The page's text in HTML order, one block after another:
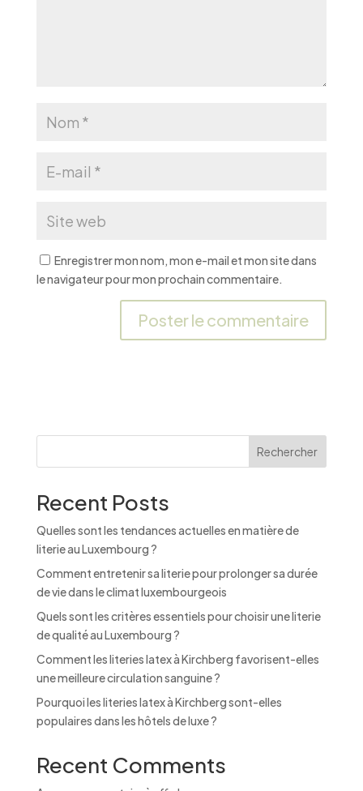
Enregistrer mon nom, mon e-mail et mon site dans
le navigateur pour mon prochain commentaire.
i
e
:
Rechercher
Recent Posts
Quelles sont les tendances actuelles en matière de
literie au Luxembourg ?
Comment entretenir sa literie pour prolonger sa durée
de vie dans le climat luxembourgeois
Quels sont les critères essentiels pour choisir une literie
de qualité au Luxembourg ?
Comment les literies latex à Kirchberg favorisent-elles
une meilleure circulation sanguine ?
Pourquoi les literies latex à Kirchberg sont-elles
populaires dans les hôtels de luxe ?
Recent Comments